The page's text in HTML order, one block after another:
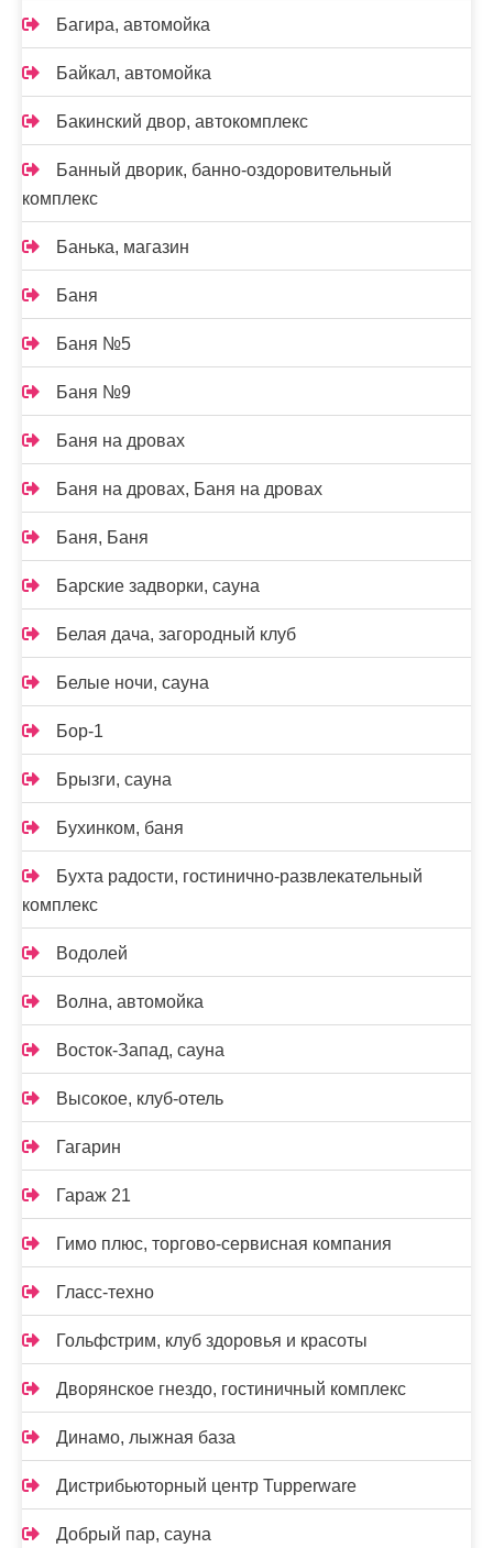
Багира, автомойка
Байкал, автомойка
Бакинский двор, автокомплекс
Банный дворик, банно-оздоровительный
комплекс
Банька, магазин
Баня
Баня №5
Баня №9
Баня на дровах
Баня на дровах, Баня на дровах
Баня, Баня
Барские задворки, сауна
Белая дача, загородный клуб
Белые ночи, сауна
Бор-1
Брызги, сауна
Бухинком, баня
Бухта радости, гостинично-развлекательный
комплекс
Водолей
Волна, автомойка
Восток-Запад, сауна
Высокое, клуб-отель
Гагарин
Гараж 21
Гимо плюс, торгово-сервисная компания
Гласс-техно
Гольфстрим, клуб здоровья и красоты
Дворянское гнездо, гостиничный комплекс
Динамо, лыжная база
Дистрибьюторный центр Tupperware
Добрый пар, сауна